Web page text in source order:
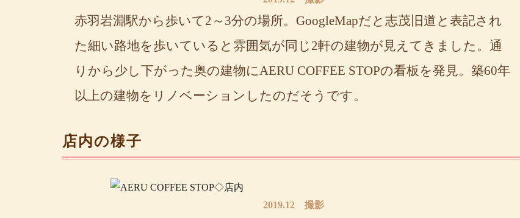
赤羽岩淵駅から歩いて2～3分の場所。GoogleMapだと志茂旧道と表記され
た細い路地を歩いていると雰囲気が同じ2軒の建物が見えてきました。通
りから少し下がった奥の建物にAERU COFFEE STOPの看板を発見。築60年
以上の建物をリノベーションしたのだそうです。
店内の様子
2019.12 撮影